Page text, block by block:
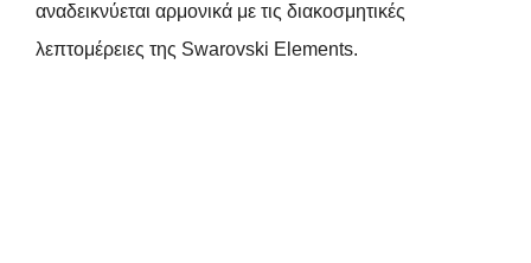
αναδεικνύεται αρμονικά με τις διακοσμητικές
λεπτομέρειες της Swarovski Elements.